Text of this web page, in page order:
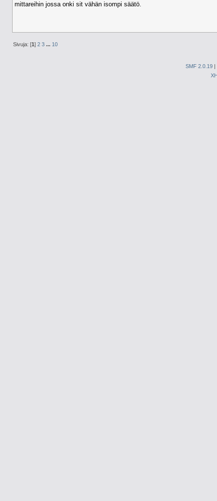
mittareihin jossa onki sit vähän isompi säätö.
Sivuja: [1 ] 2 3 ... 10
SMF 2.0.19